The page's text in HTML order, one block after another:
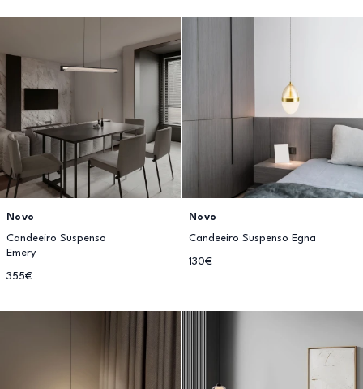
Novo
Candeeiro Suspenso
Emery
355€
Novo
Candeeiro Suspenso Egna
130€